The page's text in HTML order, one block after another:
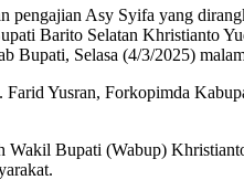
pengajian Asy Syifa yang
Barito Selatan Khristianto
Bupati, Selasa (4/3/2025)
Yusran, Forkopimda
Bupati (Wabup)